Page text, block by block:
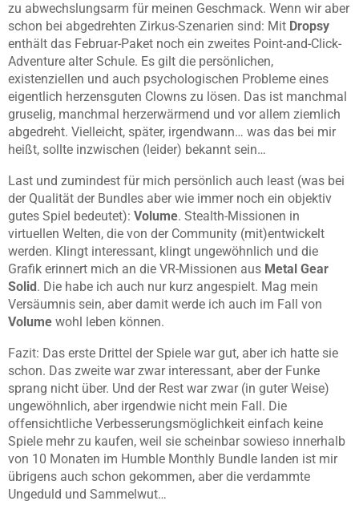
zu abwechslungsarm für meinen Geschmack. Wenn wir aber
schon bei abgedrehten Zirkus-Szenarien sind: Mit Dropsy
enthält das Februar-Paket noch ein zweites Point-and-Click-
Adventure alter Schule. Es gilt die persönlichen,
existenziellen und auch psychologischen Probleme eines
eigentlich herzensguten Clowns zu lösen. Das ist manchmal
gruselig, manchmal herzerwärmend und vor allem ziemlich
abgedreht. Vielleicht, später, irgendwann… was das bei mir
heißt, sollte inzwischen (leider) bekannt sein…
Last und zumindest für mich persönlich auch least (was bei
der Qualität der Bundles aber wie immer noch ein objektiv
gutes Spiel bedeutet): Volume. Stealth-Missionen in
virtuellen Welten, die von der Community (mit)entwickelt
werden. Klingt interessant, klingt ungewöhnlich und die
Grafik erinnert mich an die VR-Missionen aus Metal Gear
Solid . Die habe ich auch nur kurz angespielt. Mag mein
Versäumnis sein, aber damit werde ich auch im Fall von
Volume wohl leben können.
Fazit: Das erste Drittel der Spiele war gut, aber ich hatte sie
schon. Das zweite war zwar interessant, aber der Funke
sprang nicht über. Und der Rest war zwar (in guter Weise)
ungewöhnlich, aber irgendwie nicht mein Fall. Die
offensichtliche Verbesserungsmöglichkeit einfach keine
Spiele mehr zu kaufen, weil sie scheinbar sowieso innerhalb
von 10 Monaten im Humble Monthly Bundle landen ist mir
übrigens auch schon gekommen, aber die verdammte
Ungeduld und Sammelwut…